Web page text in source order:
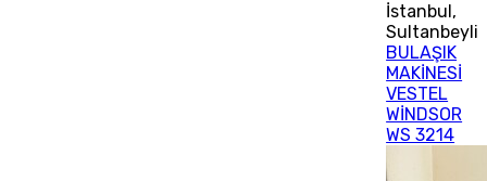
İstanbul ,
Sultanbeyli
BULAŞIK
MAKİNESİ
VESTEL
WİNDSOR
WS 3214